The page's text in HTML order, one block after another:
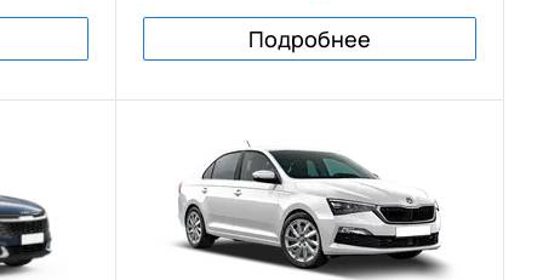
Подробнее